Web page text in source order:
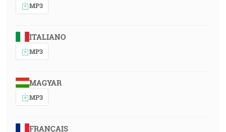
MP3
ITALIANO
MP3
MAGYAR
MP3
FRANÇAIS